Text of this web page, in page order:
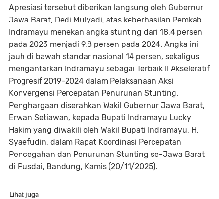
Apresiasi tersebut diberikan langsung oleh Gubernur
Jawa Barat, Dedi Mulyadi, atas keberhasilan Pemkab
Indramayu menekan angka stunting dari 18,4 persen
pada 2023 menjadi 9,8 persen pada 2024. Angka ini
jauh di bawah standar nasional 14 persen, sekaligus
mengantarkan Indramayu sebagai Terbaik II Akseleratif
Progresif 2019–2024 dalam Pelaksanaan Aksi
Konvergensi Percepatan Penurunan Stunting.
Penghargaan diserahkan Wakil Gubernur Jawa Barat,
Erwan Setiawan, kepada Bupati Indramayu Lucky
Hakim yang diwakili oleh Wakil Bupati Indramayu, H.
Syaefudin, dalam Rapat Koordinasi Percepatan
Pencegahan dan Penurunan Stunting se-Jawa Barat
di Pusdai, Bandung, Kamis (20/11/2025).
Lihat juga